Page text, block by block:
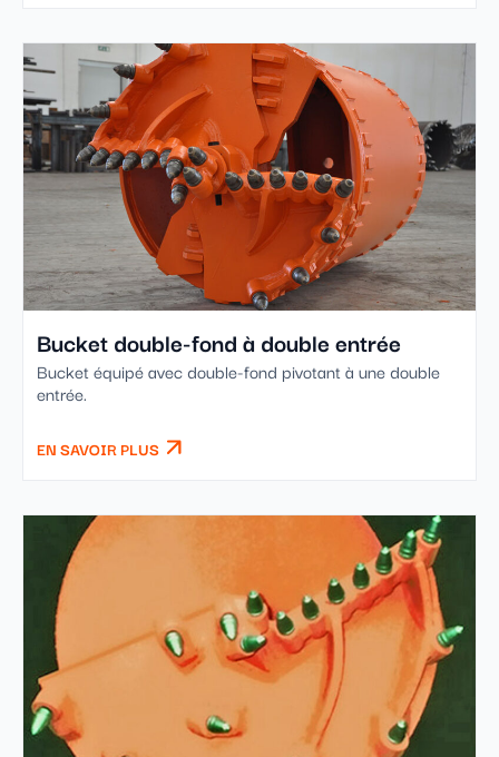
Bucket double-fond à double entrée
Bucket équipé avec double-fond pivotant à une double
entrée.
EN SAVOIR PLUS